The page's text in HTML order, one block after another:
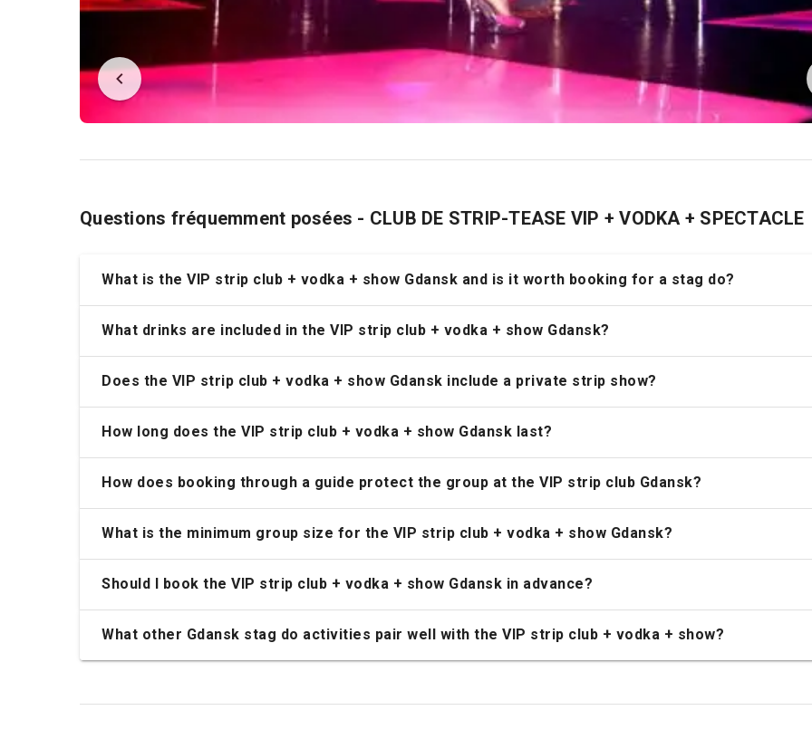
Questions fréquemment posées - CLUB DE STRIP-TEASE VIP + VODKA + SPECTACLE
What is the VIP strip club + vodka + show Gdansk and is it worth booking for a stag do?
What drinks are included in the VIP strip club + vodka + show Gdansk?
Does the VIP strip club + vodka + show Gdansk include a private strip show?
How long does the VIP strip club + vodka + show Gdansk last?
How does booking through a guide protect the group at the VIP strip club Gdansk?
What is the minimum group size for the VIP strip club + vodka + show Gdansk?
Should I book the VIP strip club + vodka + show Gdansk in advance?
What other Gdansk stag do activities pair well with the VIP strip club + vodka + show?